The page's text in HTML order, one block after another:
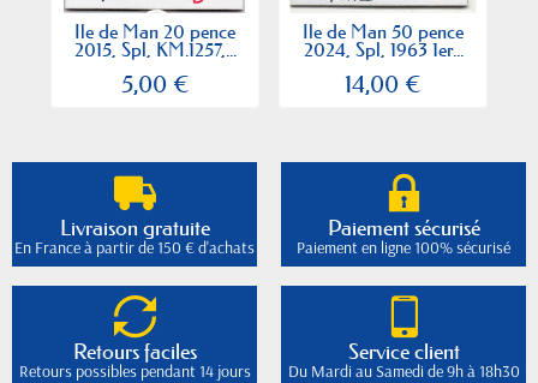
Ile de Man 20 pence
2015, Spl, KM.1257,...
5,00 €
Ile de Man 50 pence
2024, Spl, 1963 1er...
14,00 €
Livraison gratuite
En France à partir de 150 € d'achats
Paiement sécurisé
Paiement en ligne 100% sécurisé
Retours faciles
Retours possibles pendant 14 jours
Service client
Du Mardi au Samedi de 9h à 18h30